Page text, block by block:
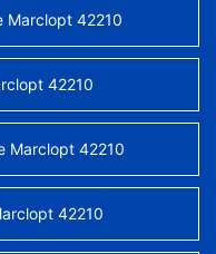
Marclopt 42210
42210
Marclopt 42210
42210